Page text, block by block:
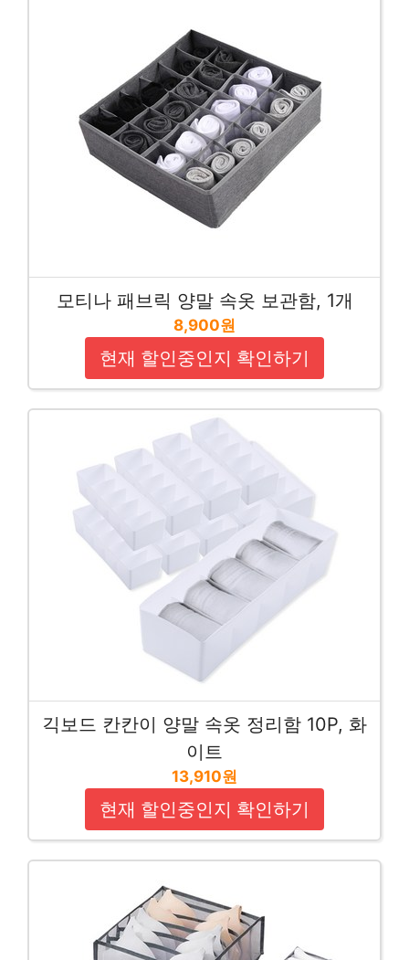
모티나 패브릭 양말 속옷 보관함, 1개
8,900원
현재 할인중인지 확인하기
긱보드 칸칸이 양말 속옷 정리함 10P, 화
이트
13,910원
현재 할인중인지 확인하기